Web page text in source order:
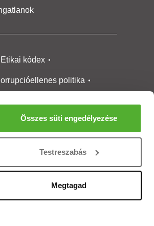
Összes süti engedélyezése
Testreszabás
Megtagad
Etikai kódex
politika
építésű lakások